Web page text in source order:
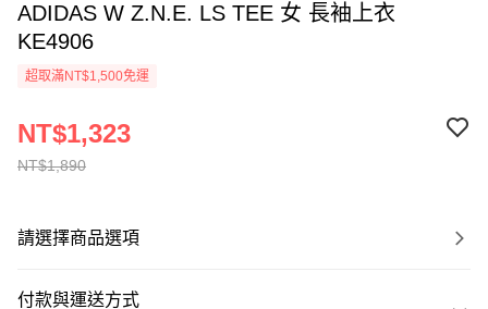
ADIDAS W Z.N.E. LS TEE 女 長袖上衣
KE4906
超取滿NT$1,500免運
NT$1,890
NT$1,323
請選擇商品選項
付款與運送方式